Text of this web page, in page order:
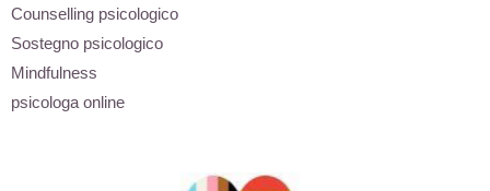
Counselling psicologico
Sostegno psicologico
Mindfulness
psicologa online